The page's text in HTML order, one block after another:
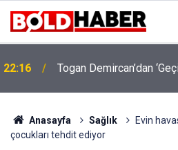
19:32 Sıcak Havalarda Ödem
Anasayfa Sağlık
Evin
çocukları tehdit ediyor